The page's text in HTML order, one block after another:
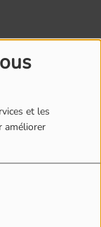
et les
améliorer
Les
collectif
la